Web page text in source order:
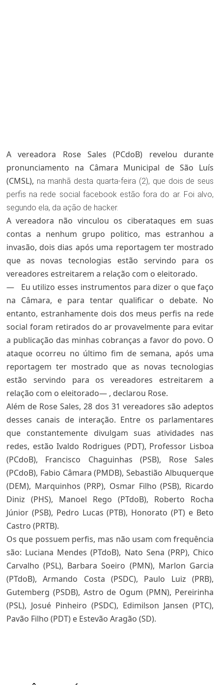
A vereadora Rose Sales (PCdoB) revelou durante
pronunciamento na Câmara Municipal de São Luís
(CMSL), na manhã desta quarta-feira (2), que dois de seus
perfis na rede social facebook estão fora do ar. Foi alvo,
segundo ela, da ação de hacker.
A vereadora não vinculou os ciberataques em suas
contas a nenhum grupo politico, mas estranhou a
invasão, dois dias após uma reportagem ter mostrado
que as novas tecnologias estão servindo para os
vereadores estreitarem a relação com o eleitorado.
—
Eu utilizo esses instrumentos para dizer o que faço
na Câmara, e para tentar qualificar o debate. No
entanto, estranhamente dois dos meus perfis na rede
social foram retirados do ar provavelmente para evitar
a publicação das minhas cobranças a favor do povo. O
ataque ocorreu no último fim de semana, após uma
reportagem ter mostrado que as novas tecnologias
estão servindo para os vereadores estreitarem a
relação com o eleitorado— , declarou Rose.
Além de Rose Sales, 28 dos 31 vereadores são adeptos
desses canais de interação. Entre os parlamentares
que constantemente divulgam suas atividades nas
redes, estão Ivaldo Rodrigues (PDT), Professor Lisboa
(PCdoB), Francisco Chaguinhas (PSB), Rose Sales
(PCdoB), Fabio Câmara (PMDB), Sebastião Albuquerque
(DEM), Marquinhos (PRP), Osmar Filho (PSB), Ricardo
Diniz (PHS), Manoel Rego (PTdoB), Roberto Rocha
Júnior (PSB), Pedro Lucas (PTB), Honorato (PT) e Beto
Castro (PRTB).
Os que possuem perfis, mas não usam com frequência
são: Luciana Mendes (PTdoB), Nato Sena (PRP), Chico
Carvalho (PSL), Barbara Soeiro (PMN), Marlon Garcia
(PTdoB), Armando Costa (PSDC), Paulo Luiz (PRB),
Gutemberg (PSDB), Astro de Ogum (PMN), Pereirinha
(PSL), Josué Pinheiro (PSDC), Edimilson Jansen (PTC),
Pavão Filho (PDT) e Estevão Aragão (SD).